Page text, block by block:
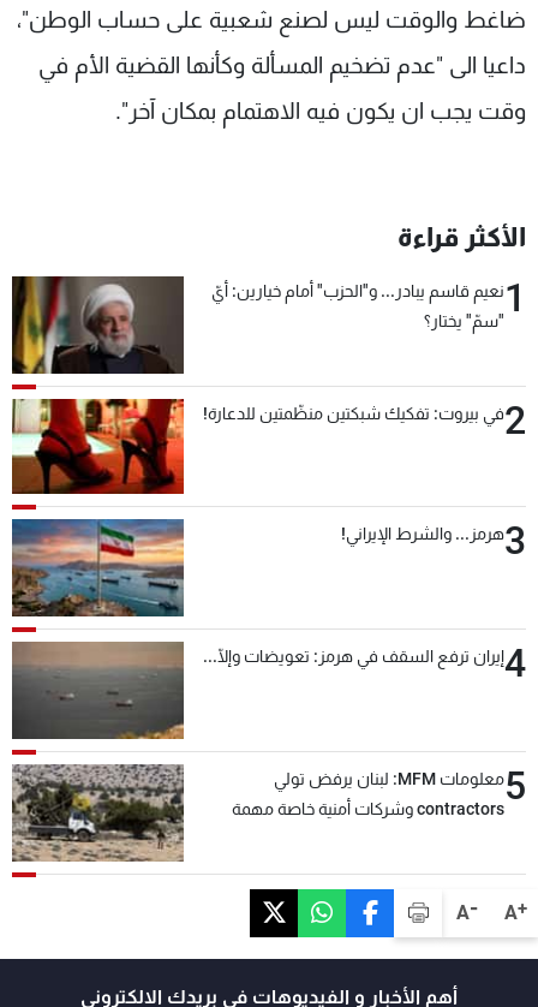
A+
A-
ضاغط والوقت ليس لصنع شعبية على حساب الوطن"،
داعيا الى "عدم تضخيم المسألة وكأنها القضية الأم في
وقت يجب ان يكون فيه الاهتمام بمكان آخر".
الأكثر قراءة
1نعيم قاسم يبادر... و"الحزب" أمام خيارين: أيّ
"سمّ" يختار؟
2في بيروت: تفكيك شبكتين منظّمتين للدعارة!
3هرمز... والشرط الإيراني!
4إيران ترفع السقف في هرمز: تعويضات وإلّا...
5
معلومات MFM: لبنان يرفض تولي
contractors وشركات أمنية خاصة مهمة
أهم الأخبار و الفيديوهات في بريدك الالكتروني